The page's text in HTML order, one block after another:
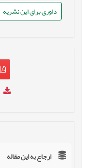
داوری برای این نشریه
PDF
ارجاع به این مقاله